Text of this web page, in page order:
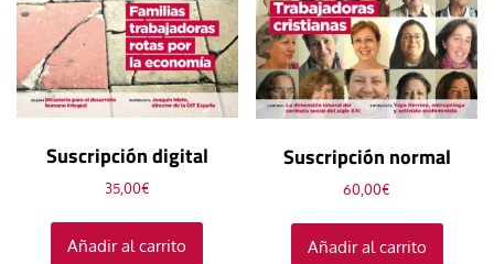
Suscripción digital
35,00€
Añadir al carrito
Suscripción normal
60,00€
Añadir al carrito